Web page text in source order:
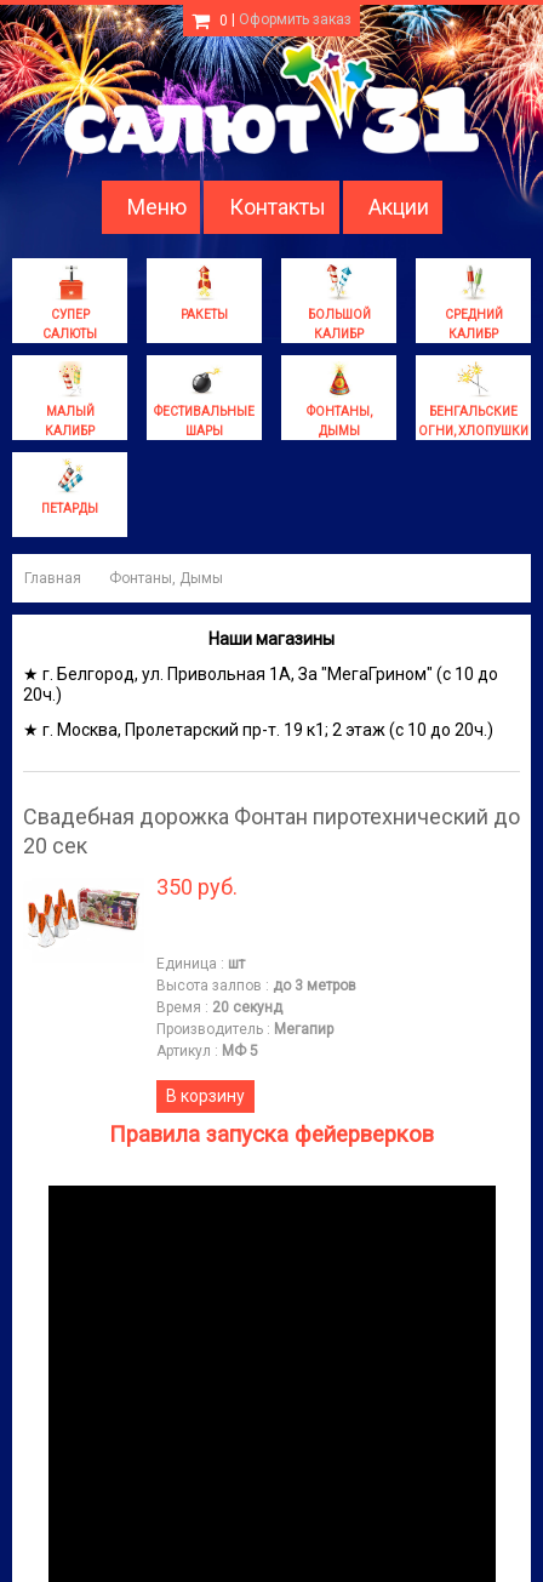
0 Оформить заказ
Меню Контакты Акции
СУПЕР
САЛЮТЫ
РАКЕТЫ
БОЛЬШОЙ
КАЛИБР
СРЕДНИЙ
КАЛИБР
МАЛЫЙ
КАЛИБР
ФЕСТИВАЛЬНЫЕ
ШАРЫ
ФОНТАНЫ,
ДЫМЫ
БЕНГАЛЬСКИЕ
ОГНИ, ХЛОПУШКИ
ПЕТАРДЫ
Главная Фонтаны, Дымы
Наши магазины
★ г. Белгород, ул. Привольная 1А, За "МегаГрином" (с 10 до
20ч.)
★ г. Москва, Пролетарский пр-т. 19 к1; 2 этаж (с 10 до 20ч.)
Свадебная дорожка Фонтан пиротехнический до
20 сек
350 руб.
Единица : шт
Высота залпов : до 3 метров
Время : 20 секунд
Производитель : Мегапир
Артикул : МФ 5
В корзину
Правила запуска фейерверков